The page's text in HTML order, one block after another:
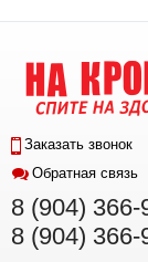
Заказать звонок
Обратная связь
8 (904) 366-
8 (904) 366-